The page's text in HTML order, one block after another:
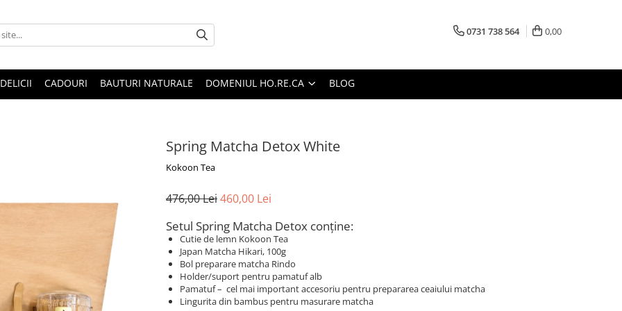
0731 738 564 0,00
DELICII CADOURI BAUTURI NATURALE DOMENIUL HO.RE.CA BLOG
Spring Matcha Detox White
Kokoon Tea
476,00 Lei460,00 Lei
Setul Spring Matcha Detox conține:
Cutie de lemn Kokoon Tea
Japan Matcha Hikari, 100g
Bol preparare matcha Rindo
Holder/suport pentru pamatuf alb
Pamatuf – cel mai important accesoriu pentru prepararea ceaiului matcha
Lingurita din bambus pentru masurare matcha